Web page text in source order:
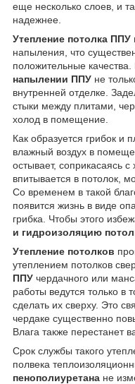
еще несколько слоев, и
надежнее.
Утепление потолка ППУ
напыления, что
положительные
напылении ППУ не
внутренней отделке.
стыки между плитами,
холод в помещение.
Как образуется грибок и
влажный воздух в
остывает, соприкасаясь
впитывается в потолок,
Со временем в такой
появится жизнь в виде
грибка. Чтобы этого
и гидроизоляцию
Утепление потолков
утеплением потолков
ППУ чердачного или
работы ведутся только в
сделать их сверху. Это
чердаке существенно
Влага также перестанет
Срок службы такого
полвека
пенополиуретана не